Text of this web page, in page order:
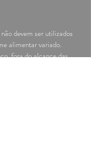
devem ser utilizados
alimentar variado.
fora do alcance das